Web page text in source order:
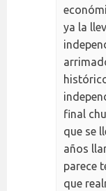
ya la
final
que se
años
parece
que